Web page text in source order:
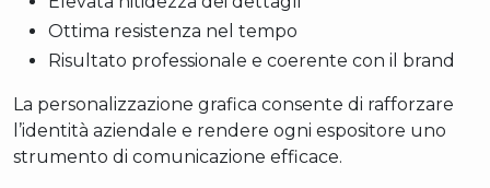
Ottima resistenza nel tempo
Risultato professionale e coerente con il brand
La personalizzazione grafica consente di rafforzare
l’identità aziendale e rendere ogni espositore uno
strumento di comunicazione efficace.